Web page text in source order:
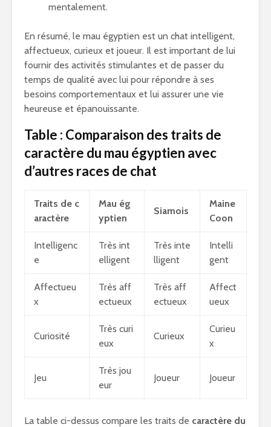
mentalement.
En résumé, le mau égyptien est un chat intelligent,
affectueux, curieux et joueur. Il est important de lui
fournir des activités stimulantes et de passer du
temps de qualité avec lui pour répondre à ses
besoins comportementaux et lui assurer une vie
heureuse et épanouissante.
Table : Comparaison des traits de
caractère du mau égyptien avec
d’autres races de chat
Traits de c
aractère
Mau ég
yptien
Siamois
Maine
Coon
Intelligenc
e
Très int
elligent
Très inte
lligent
Intelli
gent
Affectueu
x
Très aff
ectueux
Très aff
ectueux
Affect
ueux
Curiosité
Très curi
eux
Curieux
Curieu
x
Jeu
Très jou
eur
Joueur Joueur
La table ci-dessus compare les traits de caractère du